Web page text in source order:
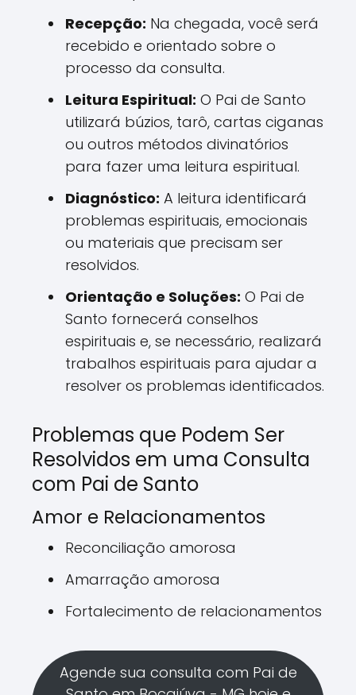
Recepção: Na chegada, você será
recebido e orientado sobre o
processo da consulta.
Leitura Espiritual: O Pai de Santo
utilizará búzios, tarô, cartas ciganas
ou outros métodos divinatórios
para fazer uma leitura espiritual.
Diagnóstico: A leitura identificará
problemas espirituais, emocionais
ou materiais que precisam ser
resolvidos.
Orientação e Soluções: O Pai de
Santo fornecerá conselhos
espirituais e, se necessário, realizará
trabalhos espirituais para ajudar a
resolver os problemas identificados.
Problemas que Podem Ser
Resolvidos em uma Consulta
com Pai de Santo
Amor e Relacionamentos
Reconciliação amorosa
Amarração amorosa
Fortalecimento de relacionamentos
Agende sua consulta com Pai de